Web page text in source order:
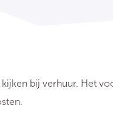
bij verhuur. Het